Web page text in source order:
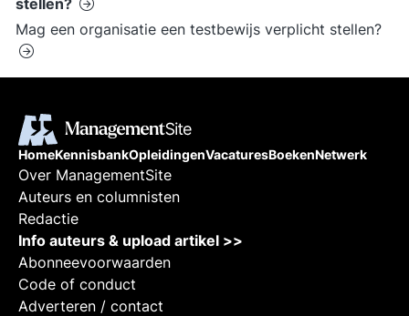
stellen?
Mag een organisatie een testbewijs verplicht stellen?
HomeKennisbankOpleidingenVacaturesBoekenNetwerk
Over ManagementSite
Auteurs en columnisten
Redactie
Info auteurs & upload artikel >>
Abonneevoorwaarden
Code of conduct
Adverteren / contact